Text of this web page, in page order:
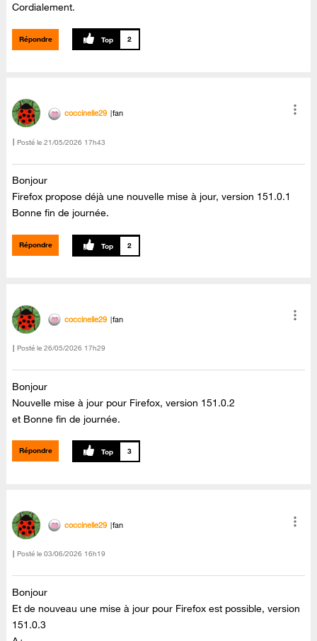
Cordialement.
Répondre 2
coccinelle29 fan
Posté le ‎21/05/2026 17h43
Bonjour
Firefox propose déjà une nouvelle mise à jour, version 151.0.1
Bonne fin de journée.
Répondre 2
coccinelle29 fan
Posté le ‎26/05/2026 17h29
Bonjour
Nouvelle mise à jour pour Firefox, version 151.0.2
et Bonne fin de journée.
Répondre 3
coccinelle29 fan
Posté le ‎03/06/2026 16h19
Bonjour
Et de nouveau une mise à jour pour Firefox est possible, version
151.0.3